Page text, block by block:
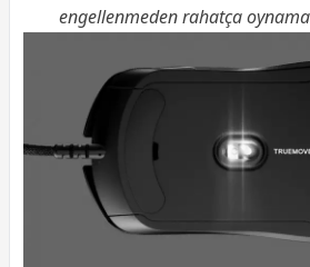
engellenmeden rahatça